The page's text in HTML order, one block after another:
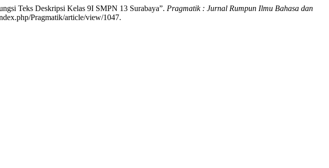
Teks Deskripsi Kelas 9I SMPN 13 Surabaya”. Pragmatik : Jurnal Rumpun Ilmu Bahasa dan
Pragmatik/article/view/1047.